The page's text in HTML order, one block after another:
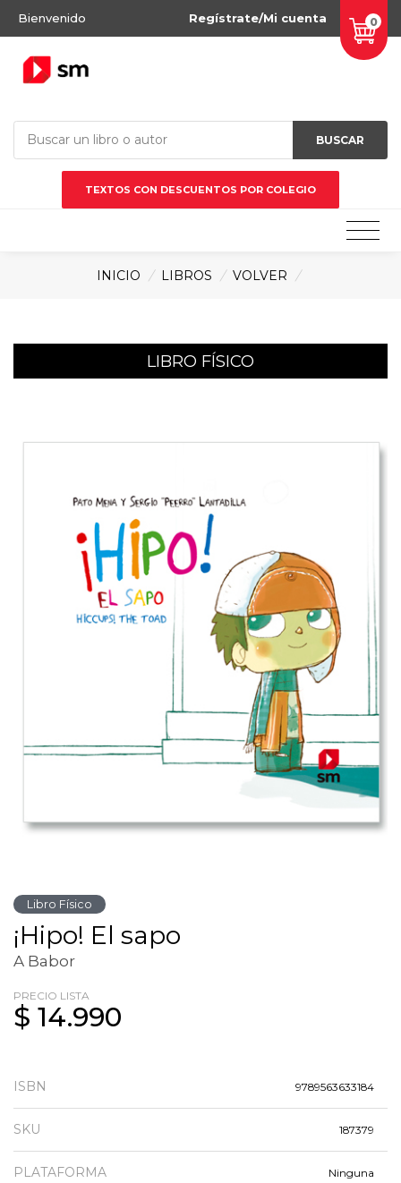
Bienvenido 0
Regístrate/Mi cuenta
BUSCAR
TEXTOS CON DESCUENTOS POR COLEGIO
INICIO / LIBROS / VOLVER /
LIBRO FÍSICO
Libro Físico
¡Hipo! El sapo
A Babor
PRECIO LISTA
$ 14.990
ISBN 9789563633184
SKU 187379
PLATAFORMA Ninguna